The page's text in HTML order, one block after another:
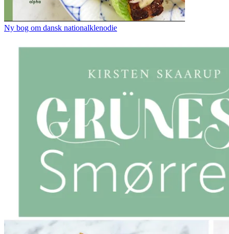
Ny bog om dansk nationalklenodie